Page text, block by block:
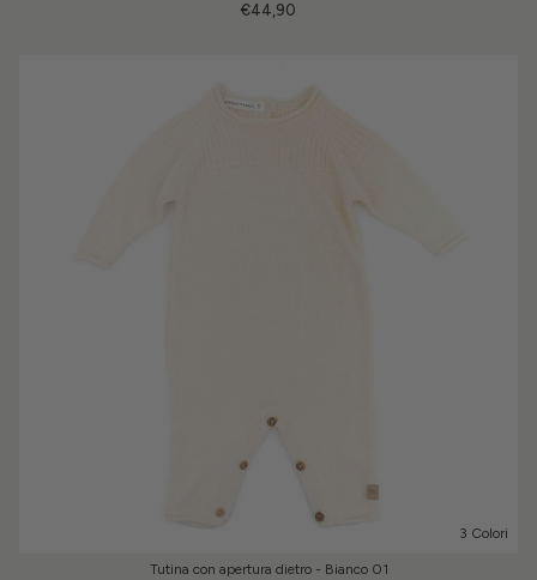
€44,90
3 Colori
Tutina con apertura dietro - Bianco 01